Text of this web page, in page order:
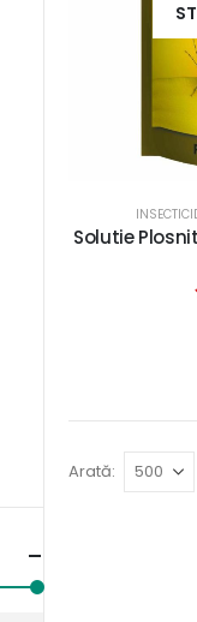
Solutie
Arată: